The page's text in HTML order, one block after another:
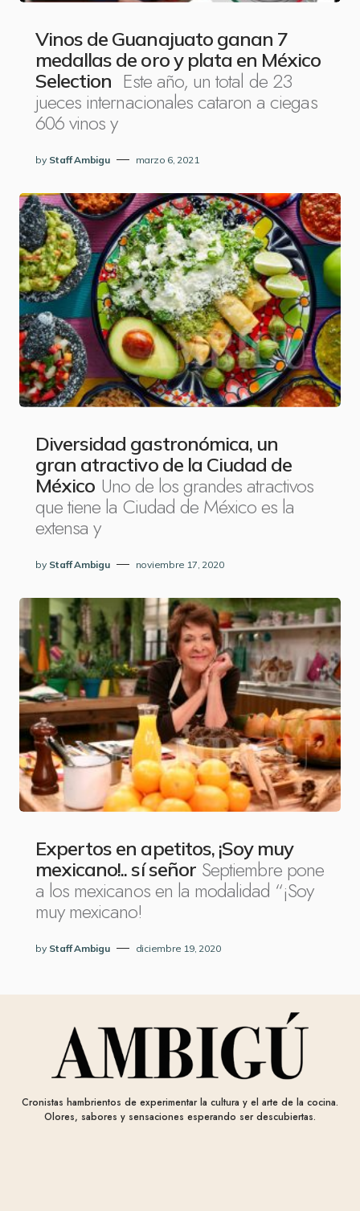
Vinos de Guanajuato ganan 7
medallas de oro y plata en México
Selection Este año, un total de 23
jueces internacionales cataron a ciegas
606 vinos y
by Staff Ambigu marzo 6, 2021
Diversidad gastronómica, un
gran atractivo de la Ciudad de
México Uno de los grandes atractivos
que tiene la Ciudad de México es la
extensa y
by Staff Ambigu noviembre 17, 2020
Expertos en apetitos, ¡Soy muy
mexicano!.. sí señor Septiembre pone
a los mexicanos en la modalidad “¡Soy
muy mexicano!
by Staff Ambigu diciembre 19, 2020
Cronistas hambrientos de experimentar la cultura y el arte de la cocina.
Olores, sabores y sensaciones esperando ser descubiertas.